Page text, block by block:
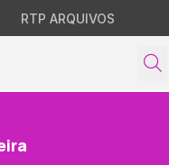
RTP ARQUIVOS